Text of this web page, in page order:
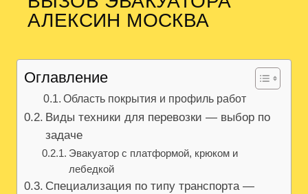
АЛЕКСИН МОСКВА
Оглавление
Область покрытия и профиль работ
Виды техники для перевозки — выбор по
задаче
Эвакуатор с платформой, крюком и
лебедкой
Специализация по типу транспорта —